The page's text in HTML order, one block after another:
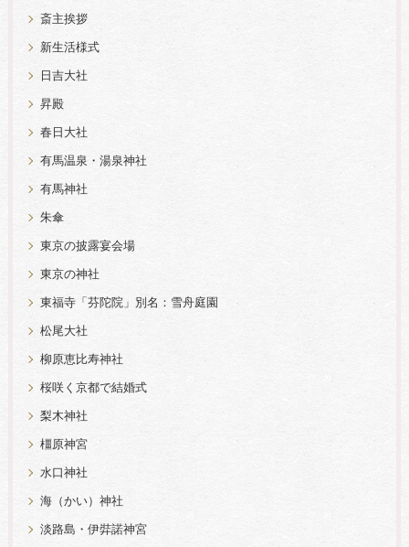
斎主挨拶
新生活様式
日吉大社
昇殿
春日大社
有馬温泉・湯泉神社
有馬神社
朱傘
東京の披露宴会場
東京の神社
東福寺「芬陀院」別名：雪舟庭園
松尾大社
柳原恵比寿神社
桜咲く京都で結婚式
梨木神社
橿原神宮
水口神社
海（かい）神社
淡路島・伊弉諾神宮